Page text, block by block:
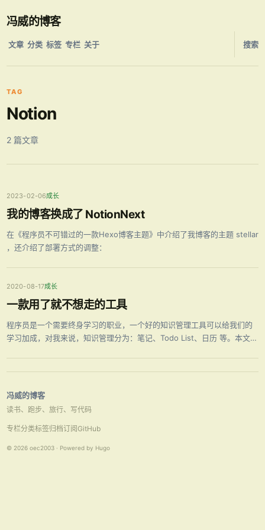
冯威的博客
文章 分类 标签 专栏 关于 搜索
TAG
Notion
2 篇文章
2023-02-06成长
我的博客换成了 NotionNext
在《程序员不可错过的一款Hexo博客主题》中介绍了我博客的主题 stellar
，还介绍了部署方式的调整：
2020-08-17成长
一款用了就不想走的工具
程序员是一个需要终身学习的职业，一个好的知识管理工具可以给我们的
学习加成，对我来说，知识管理分为：笔记、Todo List、日历 等。本文要
冯威的博客
读书、跑步、旅行、写代码
专栏分类标签归档订阅GitHub
© 2026 oec2003 · Powered by Hugo